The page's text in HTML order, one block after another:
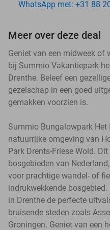
WhatsApp met: +31 88
Meer over deze deal
Geniet van een midweek of
bij Summio Vakantiepark
Drenthe. Beleef een
gezelschap in een goed
gemakken voorzien is.
Summio Bungalowpark Het
natuurrijke omgeving van
Park Drents-Friese Wold.
bosgebieden van
voor prachtige wandel- of
indrukwekkende
in Drenthe de perfecte
bruisende steden zoals
Groningen. Geniet van een